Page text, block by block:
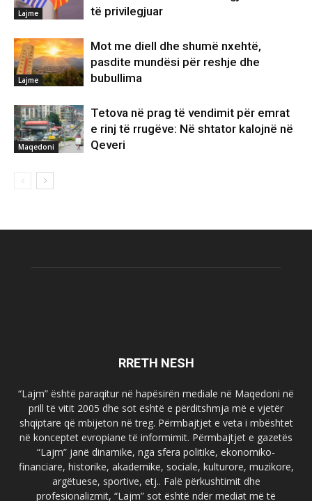
Lajme
të privilegjuar
Lajme
Mot me diell dhe shumë nxehtë,
pasdite mundësi për reshje dhe
bubullima
Maqedoni
Tetova në prag të vendimit për emrat
e rinj të rrugëve: Në shtator kalojnë në
Qeveri
RRETH NESH
“Lajm” është paraqitur në hapësirën mediale në Maqedoni në
prill të vitit 2005 dhe sot është e përditshmja më e vjetër
shqiptare që mbijeton në treg. Përmbajtjet e veta i mbështet
në konceptet evropiane të informimit. Përmbajtjet e gazetës
“Lajm” janë dinamike, nga sfera politike, ekonomiko-
financiare, historike, akademike, sociale, kulturore, muzikore,
argëtuese, sportive, etj.. Falë përkushtimit dhe
profesionalizmit, “Lajm” sot është ndër mediat më të